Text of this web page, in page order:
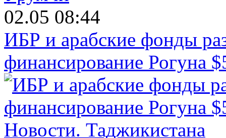
02.05 08:44
ИБР и арабские фонды
финансирование Рогуна
Новости. Таджикистана